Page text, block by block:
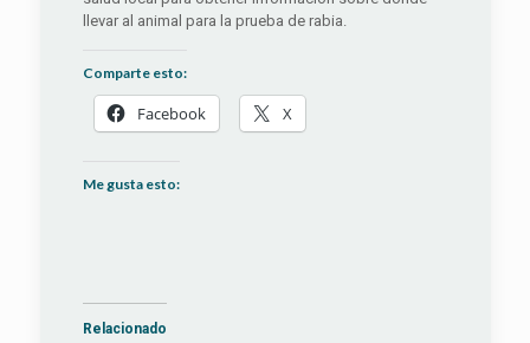
llevar al animal para la prueba de rabia.
Comparte esto:
Facebook X
Me gusta esto:
Relacionado